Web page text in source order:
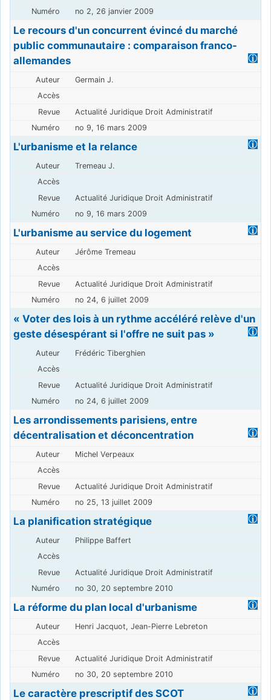
no 2, 26 janvier 2009
Le recours d'un concurrent évincé du marché
public communautaire : comparaison franco-
allemandes
Germain J.
Actualité Juridique Droit Administratif
no 9, 16 mars 2009
L'urbanisme et la relance
Tremeau J.
Actualité Juridique Droit Administratif
no 9, 16 mars 2009
L'urbanisme au service du logement
Jérôme Tremeau
Actualité Juridique Droit Administratif
no 24, 6 juillet 2009
« Voter des lois à un rythme accéléré relève d'un
geste désespérant si l'offre ne suit pas »
Frédéric Tiberghien
Actualité Juridique Droit Administratif
no 24, 6 juillet 2009
Les arrondissements parisiens, entre
décentralisation et déconcentration
Michel Verpeaux
Actualité Juridique Droit Administratif
no 25, 13 juillet 2009
La planification stratégique
Philippe Baffert
Actualité Juridique Droit Administratif
no 30, 20 septembre 2010
La réforme du plan local d'urbanisme
Henri Jacquot, Jean-Pierre Lebreton
Actualité Juridique Droit Administratif
no 30, 20 septembre 2010
Le caractère prescriptif des SCOT